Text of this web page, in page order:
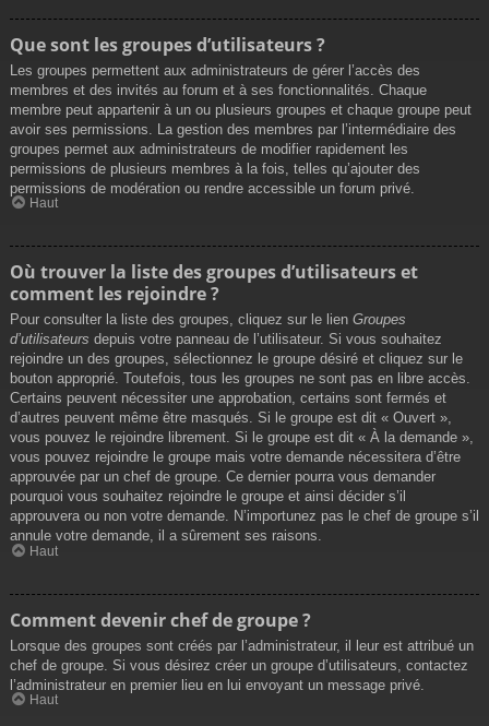
Que sont les groupes d’utilisateurs ?
Les groupes permettent aux administrateurs de gérer l’accès des
membres et des invités au forum et à ses fonctionnalités. Chaque
membre peut appartenir à un ou plusieurs groupes et chaque groupe peut
avoir ses permissions. La gestion des membres par l’intermédiaire des
groupes permet aux administrateurs de modifier rapidement les
permissions de plusieurs membres à la fois, telles qu’ajouter des
permissions de modération ou rendre accessible un forum privé.
Haut
Où trouver la liste des groupes d’utilisateurs et
comment les rejoindre ?
Pour consulter la liste des groupes, cliquez sur le lien Groupes
d’utilisateurs depuis votre panneau de l’utilisateur. Si vous souhaitez
rejoindre un des groupes, sélectionnez le groupe désiré et cliquez sur le
bouton approprié. Toutefois, tous les groupes ne sont pas en libre accès.
Certains peuvent nécessiter une approbation, certains sont fermés et
d’autres peuvent même être masqués. Si le groupe est dit « Ouvert »,
vous pouvez le rejoindre librement. Si le groupe est dit « À la demande »,
vous pouvez rejoindre le groupe mais votre demande nécessitera d’être
approuvée par un chef de groupe. Ce dernier pourra vous demander
pourquoi vous souhaitez rejoindre le groupe et ainsi décider s’il
approuvera ou non votre demande. N’importunez pas le chef de groupe s’il
annule votre demande, il a sûrement ses raisons.
Haut
Comment devenir chef de groupe ?
Lorsque des groupes sont créés par l’administrateur, il leur est attribué un
chef de groupe. Si vous désirez créer un groupe d’utilisateurs, contactez
l’administrateur en premier lieu en lui envoyant un message privé.
Haut